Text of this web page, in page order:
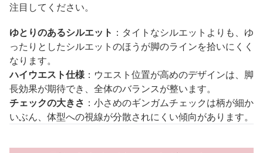
注目してください。
ゆとりのあるシルエット ：タイトなシルエットよりも、ゆ
ったりとしたシルエットのほうが脚のラインを拾いにくく
なります。
ハイウエスト仕様：ウエスト位置が高めのデザインは、脚
長効果が期待でき、全体のバランスが整います。
チェックの大きさ ：小さめのギンガムチェックは柄が細か
いぶん、体型への視線が分散されにくい傾向があります。